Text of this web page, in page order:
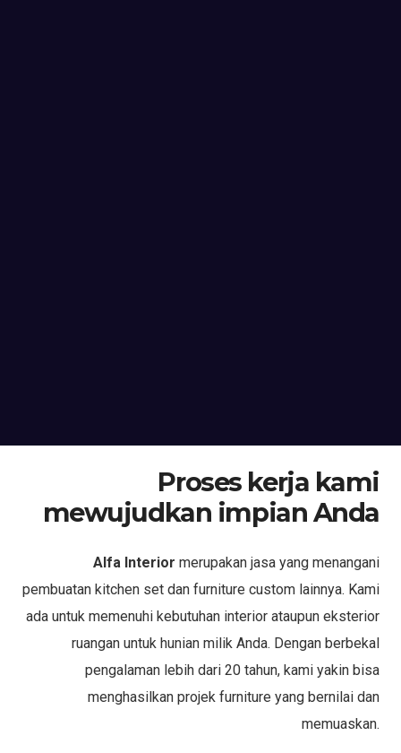
Proses kerja kami
mewujudkan impian Anda
Alfa Interior merupakan jasa yang menangani
pembuatan kitchen set dan furniture custom lainnya. Kami
ada untuk memenuhi kebutuhan interior ataupun eksterior
ruangan untuk hunian milik Anda. Dengan berbekal
pengalaman lebih dari 20 tahun, kami yakin bisa
menghasilkan projek furniture yang bernilai dan
memuaskan.